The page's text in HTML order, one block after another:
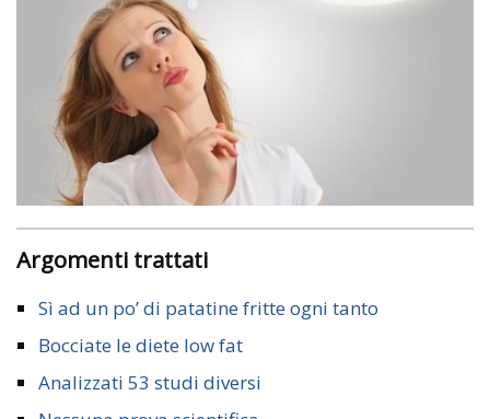
Argomenti trattati
Sì ad un po’ di patatine fritte ogni tanto
Bocciate le diete low fat
Analizzati 53 studi diversi